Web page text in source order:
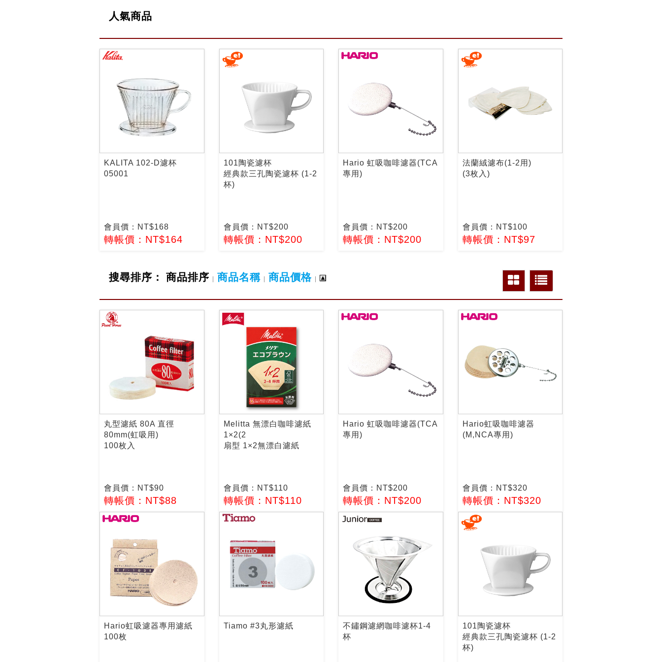
人氣商品
KALITA 102-D濾杯
05001
會員價：NT$168
轉帳價：NT$164
101陶瓷濾杯
經典款三孔陶瓷濾杯 (1-2
杯)
會員價：NT$200
轉帳價：NT$200
Hario 虹吸咖啡濾器(TCA
專用)
會員價：NT$200
轉帳價：NT$200
法蘭絨濾布(1-2用)
(3枚入)
會員價：NT$100
轉帳價：NT$97
搜尋排序： 商品排序 | 商品名稱 | 商品價格 |
丸型濾紙 80A 直徑
80mm(虹吸用)
100枚入
會員價：NT$90
轉帳價：NT$88
Melitta 無漂白咖啡濾紙
1×2(2
扇型 1×2無漂白濾紙
會員價：NT$110
轉帳價：NT$110
Hario 虹吸咖啡濾器(TCA
專用)
會員價：NT$200
轉帳價：NT$200
Hario虹吸咖啡濾器
(M,NCA專用)
會員價：NT$320
轉帳價：NT$320
Hario虹吸濾器專用濾紙
100枚
Tiamo #3丸形濾紙
不鏽鋼濾網咖啡濾杯1-4
杯
101陶瓷濾杯
經典款三孔陶瓷濾杯 (1-2
杯)